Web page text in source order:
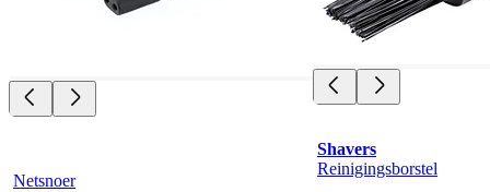
Netsnoer
Shavers
Reinigingsborstel